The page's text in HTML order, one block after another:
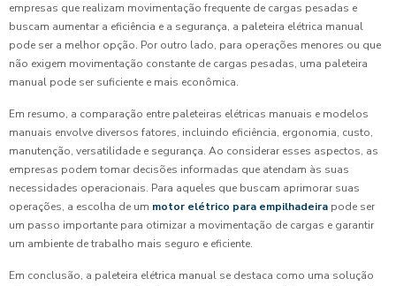
empresas que realizam movimentação frequente de cargas pesadas e
buscam aumentar a eficiência e a segurança, a paleteira elétrica manual
pode ser a melhor opção. Por outro lado, para operações menores ou que
não exigem movimentação constante de cargas pesadas, uma paleteira
manual pode ser suficiente e mais econômica.
Em resumo, a comparação entre paleteiras elétricas manuais e modelos
manuais envolve diversos fatores, incluindo eficiência, ergonomia, custo,
manutenção, versatilidade e segurança. Ao considerar esses aspectos, as
empresas podem tomar decisões informadas que atendam às suas
necessidades operacionais. Para aqueles que buscam aprimorar suas
operações, a escolha de um motor elétrico para empilhadeira pode ser
um passo importante para otimizar a movimentação de cargas e garantir
um ambiente de trabalho mais seguro e eficiente.
Em conclusão, a paleteira elétrica manual se destaca como uma solução